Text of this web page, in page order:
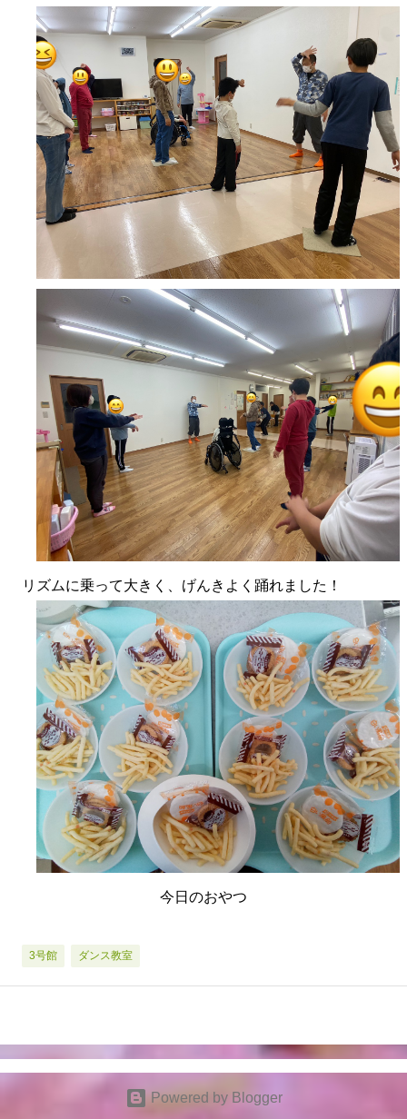
リズムに乗って大きく、げんきよく踊れました！
今日のおやつ
3号館 ダンス教室
Powered by Blogger